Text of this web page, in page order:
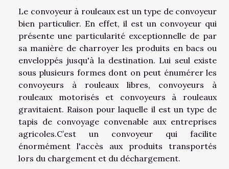
Le convoyeur à rouleaux est un type de convoyeur
bien particulier. En effet, il est un convoyeur qui
présente une particularité exceptionnelle de par
sa manière de charroyer les produits en bacs ou
enveloppés jusqu'à la destination. Lui seul existe
sous plusieurs formes dont on peut énumérer les
convoyeurs à rouleaux libres, convoyeurs à
rouleaux motorisés et convoyeurs à rouleaux
gravitaient. Raison pour laquelle il est un type de
tapis de convoyage convenable aux entreprises
agricoles.C’est un convoyeur qui facilite
énormément l'accès aux produits transportés
lors du chargement et du déchargement.